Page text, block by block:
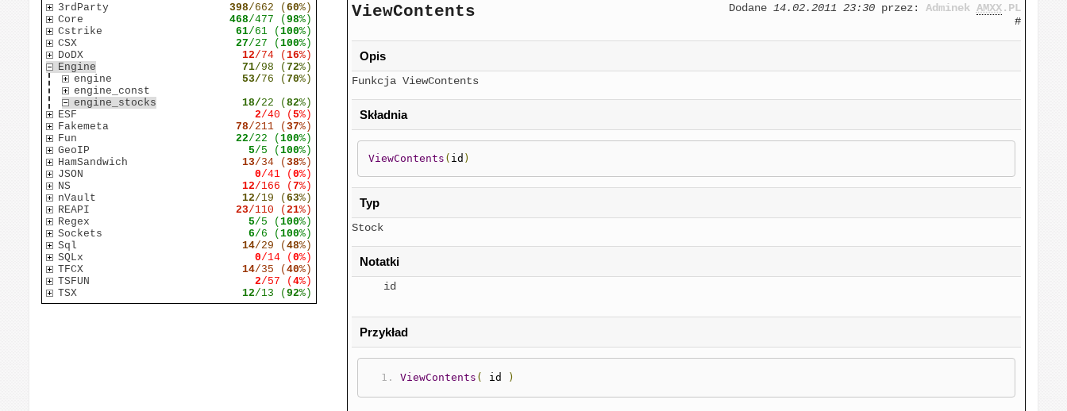
3rdParty 398/662 (60%)
Core
468/477 (98%)
Cstrike
61/61 (100%)
CSX
27/27 (100%)
DoDX
12/74 (16%)
Engine
71/98 (72%)
engine
53/76 (70%)
engine_const
engine_stocks
18/22 (82%)
ESF
2/40 (5%)
Fakemeta
78/211 (37%)
Fun
22/22 (100%)
GeoIP
5/5 (100%)
HamSandwich
13/34 (38%)
JSON
0/41 (0%)
NS
12/166 (7%)
nVault
12/19 (63%)
REAPI
23/110 (21%)
Regex
5/5 (100%)
Sockets
6/6 (100%)
Sql
14/29 (48%)
SQLx
0/14 (0%)
TFCX
14/35 (40%)
TSFUN
2/57 (4%)
TSX
12/13 (92%)
ViewContents Dodane 14.02.2011 23:30przez: Adminek AMXX.PL
#
Opis
Funkcja ViewContents
Składnia
ViewContents ( id )
Typ
Stock
Notatki
id
Przykład
ViewContents ( id )